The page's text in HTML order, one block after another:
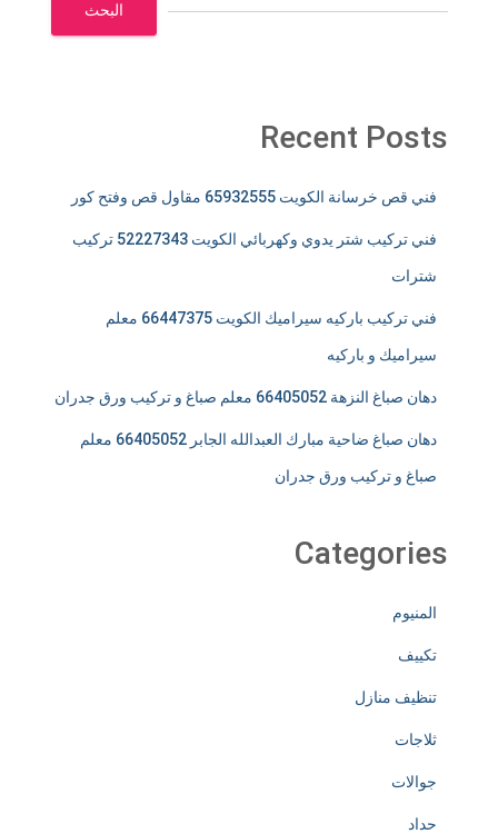
البحث
Recent Posts
فني قص خرسانة الكويت 65932555 مقاول قص وفتح كور
فني تركيب شتر يدوي وكهربائي الكويت 52227343 تركيب
شترات
فني تركيب باركيه سيراميك الكويت 66447375 معلم
سيراميك و باركيه
دهان صباغ النزهة 66405052 معلم صباغ و تركيب ورق جدران
دهان صباغ ضاحية مبارك العبدالله الجابر 66405052 معلم
صباغ و تركيب ورق جدران
Categories
المنيوم
تكييف
تنظيف منازل
ثلاجات
جوالات
حداد